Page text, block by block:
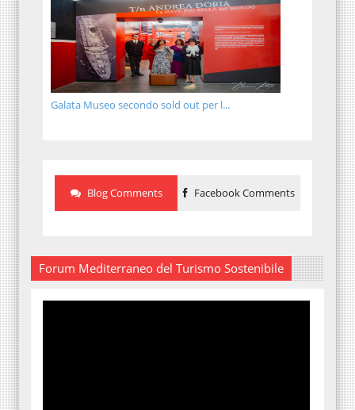
Galata Museo secondo sold out per l...
Blog Comments Facebook Comments
Forum Mediterraneo del Turismo Sostenibile